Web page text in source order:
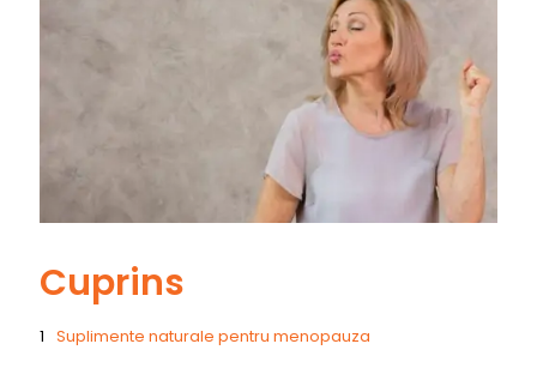
Cuprins
Suplimente naturale pentru menopauza